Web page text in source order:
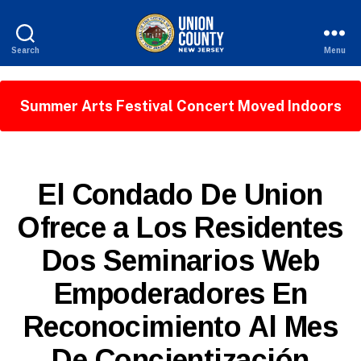
Search
of
New
Jersey
Menu
Summer Arts Festival Concert Moved Indoors
Categories
N
El Condado De Union
Ofrece a Los Residentes
Dos Seminarios Web
Empoderadores En
Reconocimiento Al Mes
B